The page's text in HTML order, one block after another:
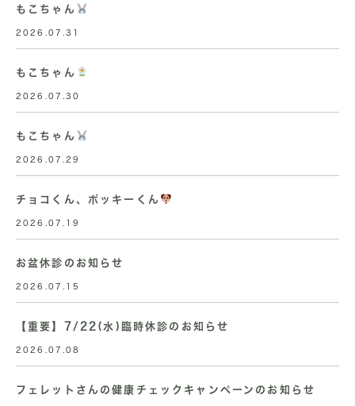
もこちゃん
2026.07.31
もこちゃん
2026.07.30
もこちゃん
2026.07.29
チョコくん、ポッキーくん
2026.07.19
お盆休診のお知らせ
2026.07.15
【重要】7/22(水)臨時休診のお知らせ
2026.07.08
フェレットさんの健康チェックキャンペーンのお知らせ